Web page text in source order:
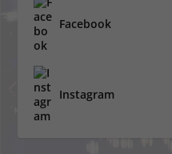
Facebook
Instagram